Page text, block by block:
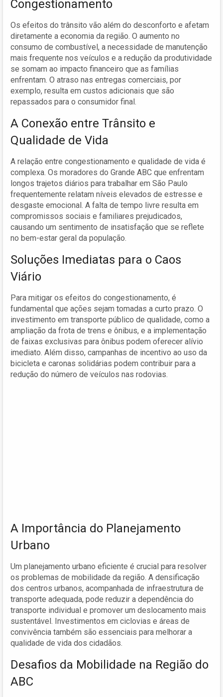
Congestionamento
Os efeitos do trânsito vão além do desconforto e afetam
diretamente a economia da região. O aumento no
consumo de combustível, a necessidade de manutenção
mais frequente nos veículos e a redução da produtividade
se somam ao impacto financeiro que as famílias
enfrentam. O atraso nas entregas comerciais, por
exemplo, resulta em custos adicionais que são
repassados para o consumidor final.
A Conexão entre Trânsito e
Qualidade de Vida
A relação entre congestionamento e qualidade de vida é
complexa. Os moradores do Grande ABC que enfrentam
longos trajetos diários para trabalhar em São Paulo
frequentemente relatam níveis elevados de estresse e
desgaste emocional. A falta de tempo livre resulta em
compromissos sociais e familiares prejudicados,
causando um sentimento de insatisfação que se reflete
no bem-estar geral da população.
Soluções Imediatas para o Caos
Viário
Para mitigar os efeitos do congestionamento, é
fundamental que ações sejam tomadas a curto prazo. O
investimento em transporte público de qualidade, como a
ampliação da frota de trens e ônibus, e a implementação
de faixas exclusivas para ônibus podem oferecer alívio
imediato. Além disso, campanhas de incentivo ao uso da
bicicleta e caronas solidárias podem contribuir para a
redução do número de veículos nas rodovias.
A Importância do Planejamento
Urbano
Um planejamento urbano eficiente é crucial para resolver
os problemas de mobilidade da região. A densificação
dos centros urbanos, acompanhada de infraestrutura de
transporte adequada, pode reduzir a dependência do
transporte individual e promover um deslocamento mais
sustentável. Investimentos em ciclovias e áreas de
convivência também são essenciais para melhorar a
qualidade de vida dos cidadãos.
Desafios da Mobilidade na Região do
ABC